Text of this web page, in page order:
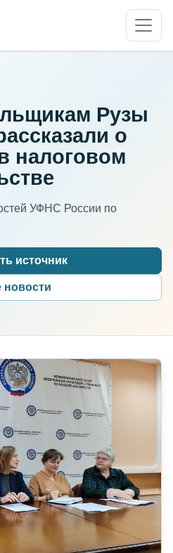
Рузы
о
налоговом
УФНС России по
источник
новости